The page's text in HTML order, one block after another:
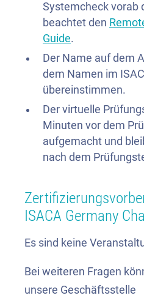
Systemcheck vorab
beachtet den
Guide.
Der Name auf dem
dem Namen im
übereinstimmen.
Der virtuelle
Minuten vor dem
aufgemacht und
nach dem
ISACA Germany
Es sind keine
Bei weiteren Fragen
unsere Geschäftsstelle